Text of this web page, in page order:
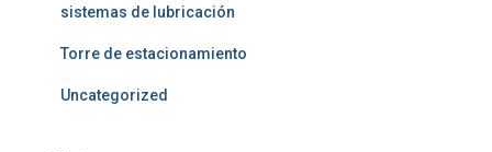
sistemas de lubricación
Torre de estacionamiento
Uncategorized